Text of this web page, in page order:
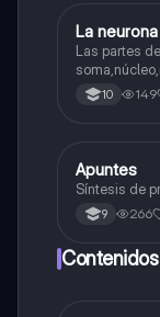
Biologia
La
Las partes
10 149
Biologia
Apuntes
Síntesis de
9 266